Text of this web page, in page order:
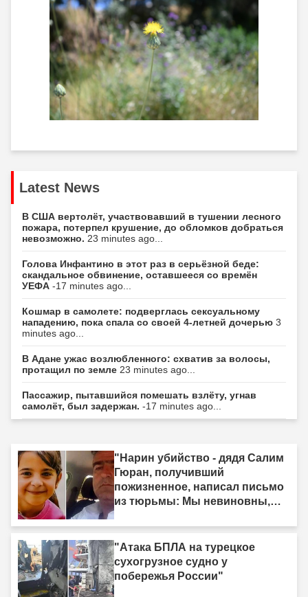
Latest News
В США вертолёт, участвовавший в тушении лесного
пожара, потерпел крушение, до обломков добраться
невозможно. 23 minutes ago...
Голова Инфантино в этот раз в серьёзной беде:
скандальное обвинение, оставшееся со времён
УЕФА -17 minutes ago...
Кошмар в самолете: подверглась сексуальному
нападению, пока спала со своей 4-летней дочерью 3
minutes ago...
В Адане ужас возлюбленного: схватив за волосы,
протащил по земле 23 minutes ago...
Пассажир, пытавшийся помешать взлёту, угнав
самолёт, был задержан. -17 minutes ago...
"Нарин убийство - дядя Салим
Гюран, получивший
пожизненное, написал письмо
из тюрьмы: Мы невиновны,
"Атака БПЛА на турецкое
сухогрузное судно у
побережья России"